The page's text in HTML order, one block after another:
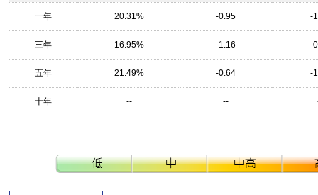
一年 20.31% -0.95 -
三年 16.95% -1.16 -
五年 21.49% -0.64 -
十年 -- --